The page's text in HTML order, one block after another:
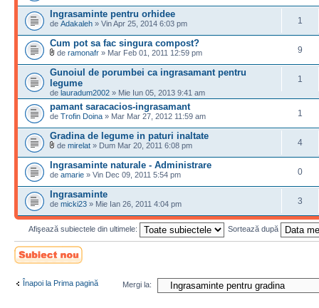
Ingrasaminte pentru orhidee
de Adakaleh » Vin Apr 25, 2014 6:03 pm 1
Cum pot sa fac singura compost?
de ramonafr » Mar Feb 01, 2011 12:59 pm 9
Gunoiul de porumbei ca ingrasamant pentru
legume
de lauradum2002 » Mie Iun 05, 2013 9:41 am
1
pamant saracacios-ingrasamant
de Trofin Doina » Mar Mar 27, 2012 11:59 am 1
Gradina de legume in paturi inaltate
de mirelat » Dum Mar 20, 2011 6:08 pm 4
Ingrasaminte naturale - Administrare
de amarie » Vin Dec 09, 2011 5:54 pm 0
Ingrasaminte
de micki23 » Mie Ian 26, 2011 4:04 pm 3
Afişează subiectele din ultimele: Sortează după
Scrie un subiect
nou
Înapoi la Prima pagină Mergi la: